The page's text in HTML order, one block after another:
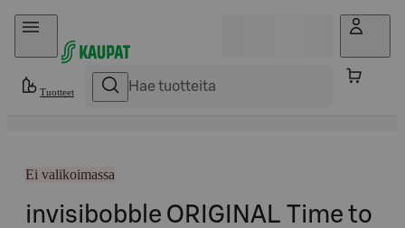
Hyppää sisältöön
Tuotteet
Ei valikoimassa
invisibobble ORIGINAL Time to